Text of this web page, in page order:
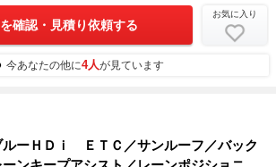
確認・見積り依頼する
お気に入り
今あなたの他に4人が見ています
ーＨＤｉ ＥＴＣ／サンルーフ／バック